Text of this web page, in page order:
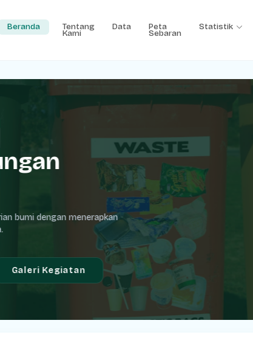
Beranda Tentang
Kami
Data Peta
Sebaran
Statistik
dengan menerapkan
Galeri Kegiatan